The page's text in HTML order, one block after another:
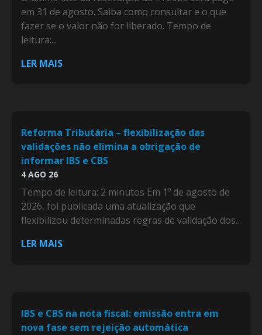
em 31 de agosto. Saiba como consultar e o que
fazer se o valor não for liberado. Tempo de
leitura:...
LER MAIS
Reforma Tributária – flexibilização das
validações não elimina a obrigação de
informar IBS e CBS
4 AGO 26
Tempo de leitura: 2 minutos Em 1º de agosto de
2026, foi publicada uma atualização que
flexibilizou determinadas regras de validação dos...
LER MAIS
IBS e CBS na nota fiscal: emissão entra em
nova fase sem rejeição automática